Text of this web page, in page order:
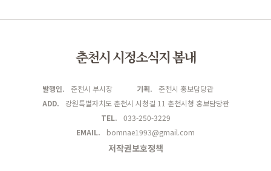
춘천시 시정소식지 봄내
발행인. 춘천시 부시장 기획.
춘천시 홍보담당관
ADD.
강원특별자치도 춘천시 시청길 11 춘천시청 홍보담당관
TEL.
033-250-3229
EMAIL.
bomnae1993@gmail.com
저작권보호정책